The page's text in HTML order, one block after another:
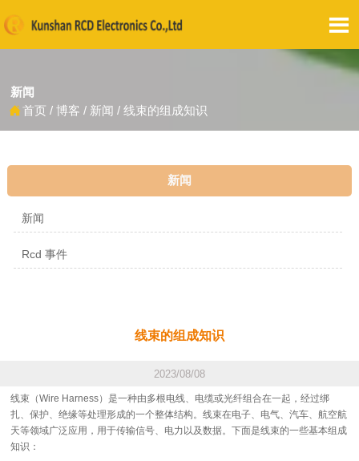

新闻
首页 / 博客 / 新闻 / 线束的组成知识
新闻
新闻
Rcd 事件
线束的组成知识
2023/08/08
线束（Wire Harness）是一种由多根电线、电缆或光纤组合在一起，经过绑
扎、保护、绝缘等处理形成的一个整体结构。线束在电子、电气、汽车、航空航
天等领域广泛应用，用于传输信号、电力以及数据。下面是线束的一些基本组成
知识：